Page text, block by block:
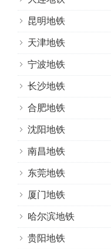
昆明地铁
天津地铁
宁波地铁
长沙地铁
合肥地铁
沈阳地铁
南昌地铁
东莞地铁
厦门地铁
哈尔滨地铁
贵阳地铁